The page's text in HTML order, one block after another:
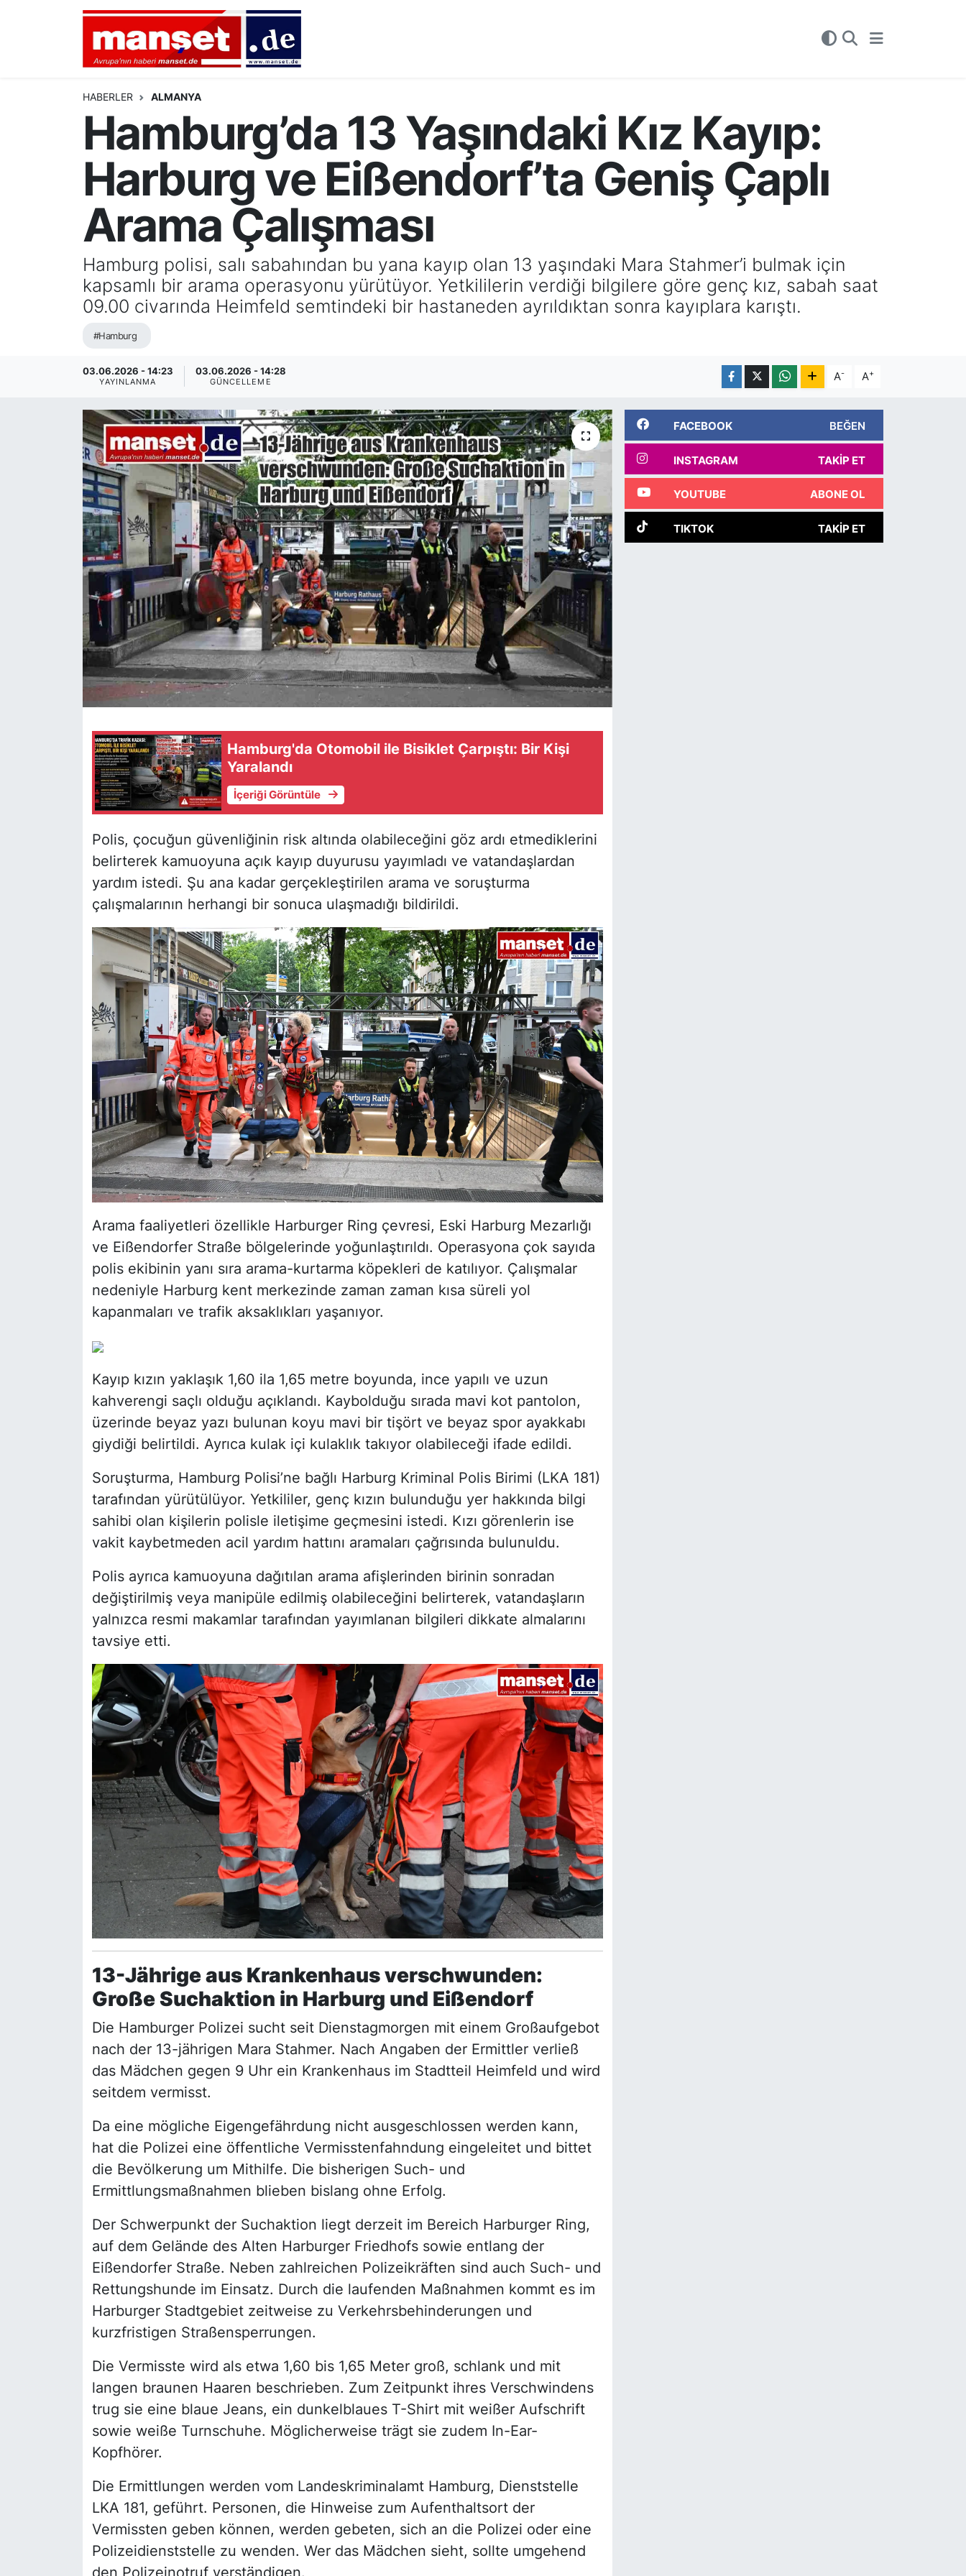
HABERLER ALMANYA
Hamburg’da 13 Yaşındaki Kız Kayıp:
Harburg ve Eißendorf’ta Geniş Çaplı
Arama Çalışması
Hamburg polisi, salı sabahından bu yana kayıp olan 13 yaşındaki Mara Stahmer’i bulmak için
kapsamlı bir arama operasyonu yürütüyor. Yetkililerin verdiği bilgilere göre genç kız, sabah saat
09.00 civarında Heimfeld semtindeki bir hastaneden ayrıldıktan sonra kayıplara karıştı.
#Hamburg
03.06.2026 - 14:23
YAYINLANMA
03.06.2026 - 14:28
GÜNCELLEME A- A+
Hamburg'da Otomobil ile Bisiklet Çarpıştı: Bir Kişi
Yaralandı
İçeriği Görüntüle
Polis, çocuğun güvenliğinin risk altında olabileceğini göz ardı etmediklerini
belirterek kamuoyuna açık kayıp duyurusu yayımladı ve vatandaşlardan
yardım istedi. Şu ana kadar gerçekleştirilen arama ve soruşturma
çalışmalarının herhangi bir sonuca ulaşmadığı bildirildi.
Arama faaliyetleri özellikle Harburger Ring çevresi, Eski Harburg Mezarlığı
ve Eißendorfer Straße bölgelerinde yoğunlaştırıldı. Operasyona çok sayıda
polis ekibinin yanı sıra arama-kurtarma köpekleri de katılıyor. Çalışmalar
nedeniyle Harburg kent merkezinde zaman zaman kısa süreli yol
kapanmaları ve trafik aksaklıkları yaşanıyor.
Kayıp kızın yaklaşık 1,60 ila 1,65 metre boyunda, ince yapılı ve uzun
kahverengi saçlı olduğu açıklandı. Kaybolduğu sırada mavi kot pantolon,
üzerinde beyaz yazı bulunan koyu mavi bir tişört ve beyaz spor ayakkabı
giydiği belirtildi. Ayrıca kulak içi kulaklık takıyor olabileceği ifade edildi.
Soruşturma, Hamburg Polisi’ne bağlı Harburg Kriminal Polis Birimi (LKA 181)
tarafından yürütülüyor. Yetkililer, genç kızın bulunduğu yer hakkında bilgi
sahibi olan kişilerin polisle iletişime geçmesini istedi. Kızı görenlerin ise
vakit kaybetmeden acil yardım hattını aramaları çağrısında bulunuldu.
Polis ayrıca kamuoyuna dağıtılan arama afişlerinden birinin sonradan
değiştirilmiş veya manipüle edilmiş olabileceğini belirterek, vatandaşların
yalnızca resmi makamlar tarafından yayımlanan bilgileri dikkate almalarını
tavsiye etti.
13-Jährige aus Krankenhaus verschwunden:
Große Suchaktion in Harburg und Eißendorf
Die Hamburger Polizei sucht seit Dienstagmorgen mit einem Großaufgebot
nach der 13-jährigen Mara Stahmer. Nach Angaben der Ermittler verließ
das Mädchen gegen 9 Uhr ein Krankenhaus im Stadtteil Heimfeld und wird
seitdem vermisst.
Da eine mögliche Eigengefährdung nicht ausgeschlossen werden kann,
hat die Polizei eine öffentliche Vermisstenfahndung eingeleitet und bittet
die Bevölkerung um Mithilfe. Die bisherigen Such- und
Ermittlungsmaßnahmen blieben bislang ohne Erfolg.
Der Schwerpunkt der Suchaktion liegt derzeit im Bereich Harburger Ring,
auf dem Gelände des Alten Harburger Friedhofs sowie entlang der
Eißendorfer Straße. Neben zahlreichen Polizeikräften sind auch Such- und
Rettungshunde im Einsatz. Durch die laufenden Maßnahmen kommt es im
Harburger Stadtgebiet zeitweise zu Verkehrsbehinderungen und
kurzfristigen Straßensperrungen.
Die Vermisste wird als etwa 1,60 bis 1,65 Meter groß, schlank und mit
langen braunen Haaren beschrieben. Zum Zeitpunkt ihres Verschwindens
trug sie eine blaue Jeans, ein dunkelblaues T-Shirt mit weißer Aufschrift
sowie weiße Turnschuhe. Möglicherweise trägt sie zudem In-Ear-
Kopfhörer.
Die Ermittlungen werden vom Landeskriminalamt Hamburg, Dienststelle
LKA 181, geführt. Personen, die Hinweise zum Aufenthaltsort der
Vermissten geben können, werden gebeten, sich an die Polizei oder eine
Polizeidienststelle zu wenden. Wer das Mädchen sieht, sollte umgehend
FACEBOOK BEĞEN
INSTAGRAM TAKIP ET
YOUTUBE ABONE OL
TIKTOK TAKIP ET
AVRUPA
ALMANYA
TÜRKİYE
DEUTSCH
EKONOMİ
Nöbetçi Eczaneler
Hava Durumu
Namaz Vakitleri
Trafik Durumu
Tüm Manşetler
Son Dakika Haberleri
Haber Arşivi